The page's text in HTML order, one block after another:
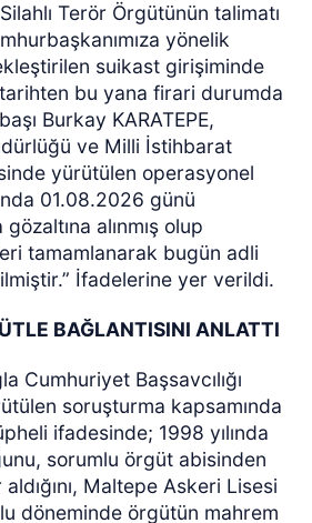
Terör Örgütünün talimatı
yönelik
suikast girişiminde
bu yana firari durumda
Burkay KARATEPE,
ve Milli İstihbarat
yürütülen operasyonel
01.08.2026 günü
alınmış olup
tamamlanarak bugün adli
İfadelerine yer verildi.
BAĞLANTISINI ANLATTI
Cumhuriyet Başsavcılığı
soruşturma kapsamında
ifadesinde; 1998 yılında
sorumlu örgüt abisinden
Maltepe Askeri Lisesi
döneminde örgütün mahrem